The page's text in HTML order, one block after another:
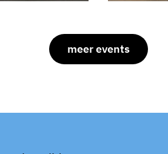
meer events